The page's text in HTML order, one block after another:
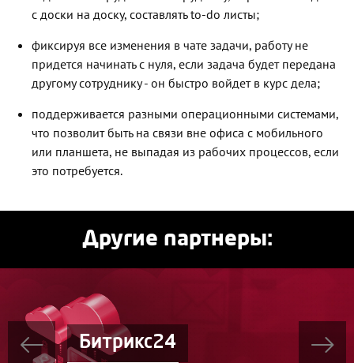
с доски на доску, составлять to-do листы;
фиксируя все изменения в чате задачи, работу не
придется начинать с нуля, если задача будет передана
другому сотруднику - он быстро войдет в курс дела;
поддерживается разными операционными системами,
что позволит быть на связи вне офиса с мобильного
или планшета, не выпадая из рабочих процессов, если
это потребуется.
Другие партнеры:
Битрикс24